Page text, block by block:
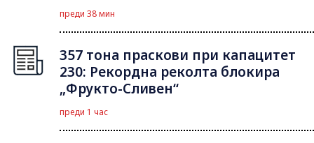
преди 38 мин
357 тона праскови при капацитет
230: Рекордна реколта блокира
„Фрукто-Сливен“
преди 1 час